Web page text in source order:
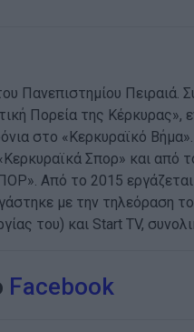
Πανεπιστημίου Πειραιά.
Πορεία της Κέρκυρας»,
στο «Κερκυραϊκό
Σπορ» και από
Από το 2015
με την τηλεόραση
του) και Start TV,
Facebook